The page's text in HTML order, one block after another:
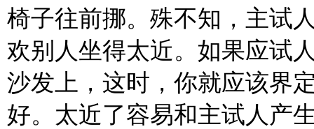
椅子往前挪。殊不知，主试
欢别人坐得太近。如果应试
沙发上，这时，你就应该界
好。太近了容易和主试人产